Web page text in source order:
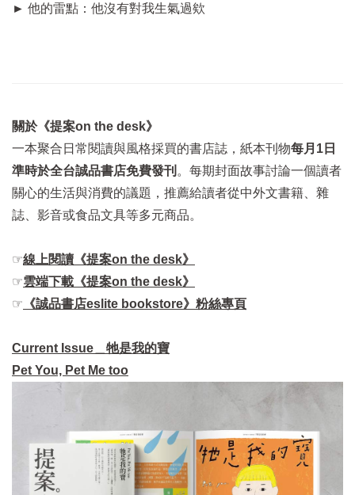
► 他的雷點：他沒有對我生氣過欸
關於《提案on the desk》
一本聚合日常閱讀與風格採買的書店誌，紙本刊物每月1日
準時於全台誠品書店免費發刊 。每期封面故事討論一個讀者
關心的生活與消費的議題，推薦給讀者從中外文書籍、雜
誌、影音或食品文具等多元商品。
☞線上閱讀《提案on the desk》
☞雲端下載《提案on the desk》
☞ 《誠品書店eslite bookstore》粉絲專頁
Current Issue＿牠是我的寶
Pet You, Pet Me too